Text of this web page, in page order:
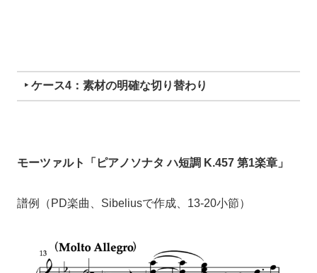
‣ ケース4：素材の明確な切り替わり
モーツァルト「ピアノソナタ ハ短調 K.457 第1楽章」
譜例（PD楽曲、Sibeliusで作成、13-20小節）